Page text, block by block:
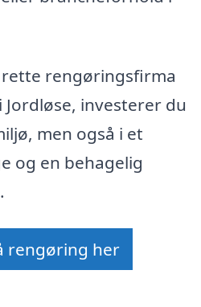
rengøringsfirma
investerer du
men også i et
og en behagelig
rengøring her